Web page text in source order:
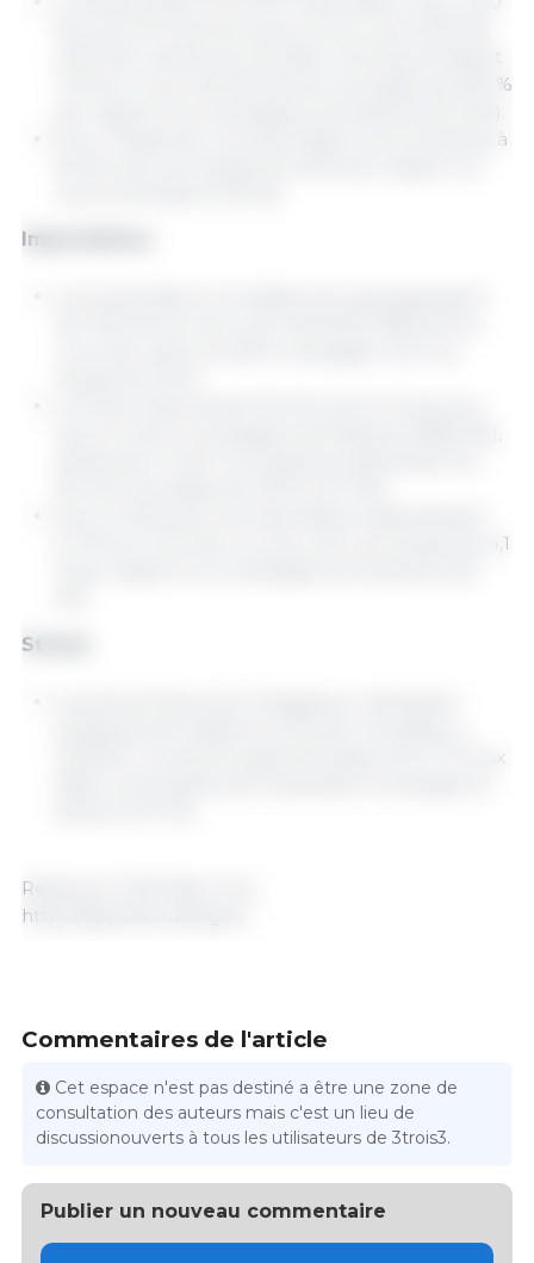
41,9 Mt, ce qui représenterait une baisse de 18,2 %
Pour l’Argentine, les exportations sont estimées à
Importations
6,7 Mt au cours de ce cycle, soit une hausse de 4,1
Stocks
124,8 Mt. Les stocks augmenteraient de 7,7 % aux
Rédaction 333/ États-Unis.
https://apps.fas.usda.gov/
Commentaires de l'article
Cet espace n'est pas destiné a être une zone de
consultation des auteurs mais c'est un lieu de
discussionouverts à tous les utilisateurs de 3trois3.
Publier un nouveau commentaire